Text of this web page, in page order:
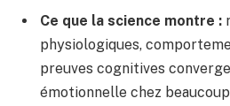
Ce que la science montre :
physiologiques,
preuves cognitives
émotionnelle chez beaucoup